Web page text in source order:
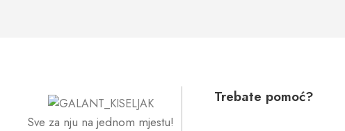
Sve za nju na jednom mjestu!
Trebate pomoć?